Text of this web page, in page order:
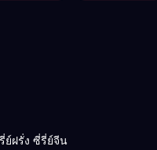
ย์ฝรั่ง ซี่รี่ย์จีน